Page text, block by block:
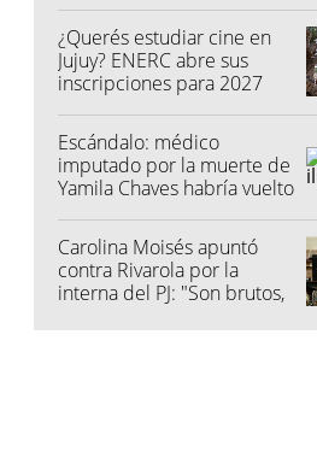
¿Querés estudiar cine en
Jujuy? ENERC abre sus
inscripciones para 2027
Escándalo: médico
imputado por la muerte de
Yamila Chaves habría vuelto
Carolina Moisés apuntó
contra Rivarola por la
interna del PJ: "Son brutos,